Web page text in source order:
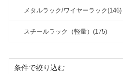
メタルラック/ワイヤーラック(146)
スチールラック（軽量）(175)
条件で絞り込む